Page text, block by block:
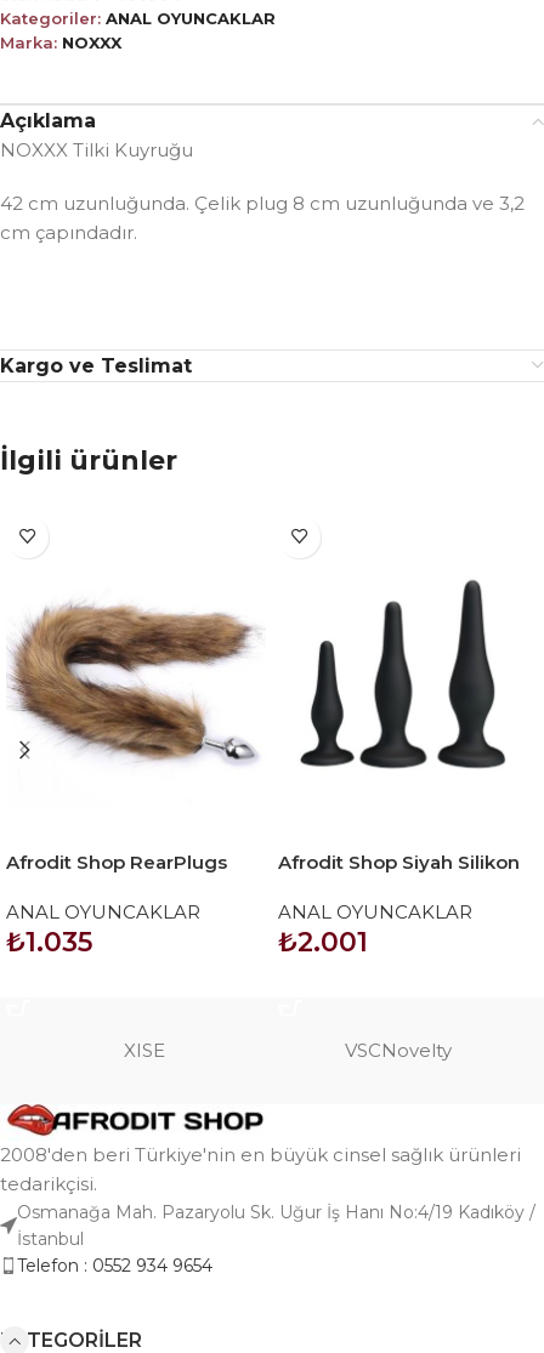
Kategoriler: ANAL OYUNCAKLAR
Marka: NOXXX
Açıklama
NOXXX Tilki Kuyruğu
42 cm uzunluğunda. Çelik plug 8 cm uzunluğunda ve 3,2
cm çapındadır.
Kargo ve Teslimat
İlgili ürünler
Afrodit Shop RearPlugs
Tıkaç
ANAL OYUNCAKLAR
₺1.035
Afrodit Shop Siyah Silikon
ANAL OYUNCAKLAR
₺2.001
XISE VSCNovelty
2008'den beri Türkiye'nin en büyük cinsel sağlık ürünleri
tedarikçisi.
Osmanağa Mah. Pazaryolu Sk. Uğur İş Hanı No:4/19 Kadıköy /
İstanbul
Telefon : 0552 934 9654
KATEGORILER